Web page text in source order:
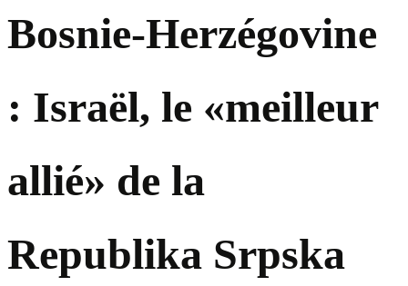
Bosnie-Herzégovine
: Israël, le «meilleur
allié» de la
Republika Srpska